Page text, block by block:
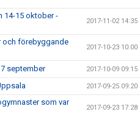
14-15 oktober -
2017-11-02 14:35
och förebyggande
2017-10-23 10:00
september 2017-10-09 09:15
2017-09-25 09:20
som var
2017-09-23 17:28